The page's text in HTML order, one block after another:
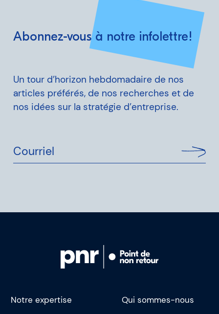
Abonnez-vous à notre infolettre!
Un tour d’horizon hebdomadaire de nos
articles préférés, de nos recherches et de
nos idées sur la stratégie d’entreprise.
Courriel
Notre expertise
Qui sommes-nous